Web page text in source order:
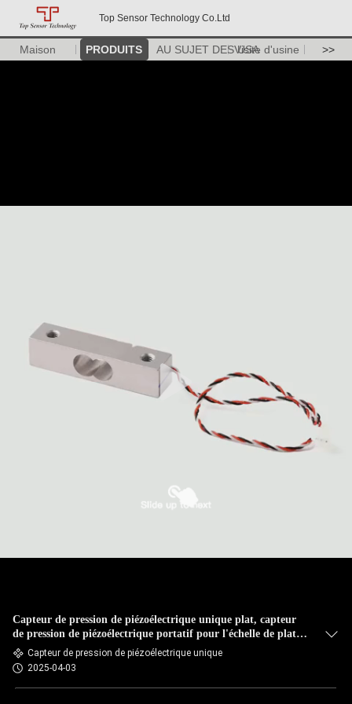
Top Sensor Technology Co.Ltd
Maison PRODUITS AU SUJET DES USAVisite d'usine >>
Capteur de pression de piézoélectrique unique plat, capteur
de pression de piézoélectrique portatif pour l'échelle de plate-
formeCapteur de pression de piézoélectrique unique
2025-04-03